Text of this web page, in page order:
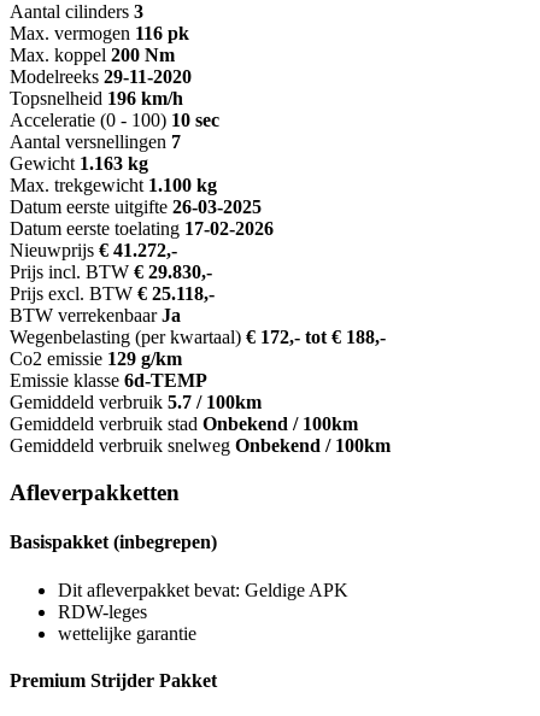
Aantal cilinders 3
Max. vermogen 116 pk
Max. koppel 200 Nm
Modelreeks 29-11-2020
Topsnelheid 196 km/h
Acceleratie (0 - 100) 10 sec
Aantal versnellingen 7
Gewicht 1.163 kg
Max. trekgewicht 1.100 kg
Datum eerste uitgifte 26-03-2025
Datum eerste toelating 17-02-2026
Nieuwprijs € 41.272,-
Prijs incl. BTW € 29.830,-
Prijs excl. BTW € 25.118,-
BTW verrekenbaar Ja
Wegenbelasting (per kwartaal) € 172,- tot € 188,-
Co2 emissie 129 g/km
Emissie klasse 6d-TEMP
Gemiddeld verbruik 5.7 / 100km
Gemiddeld verbruik stad Onbekend / 100km
Gemiddeld verbruik snelweg Onbekend / 100km
Afleverpakketten
Basispakket (inbegrepen)
Dit afleverpakket bevat: Geldige APK
RDW-leges
wettelijke garantie
Premium Strijder Pakket